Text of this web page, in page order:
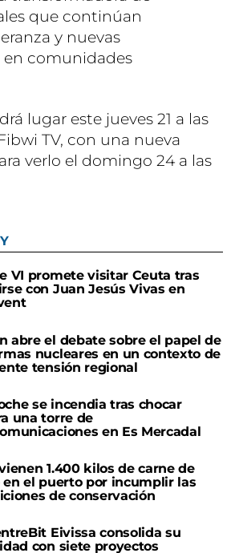
que continúan
y nuevas
comunidades
lugar este jueves 21 a las
TV, con una nueva
verlo el domingo 24 a las
VI promete visitar Ceuta tras
con Juan Jesús Vivas en
abre el debate sobre el papel de
nucleares en un contexto de
tensión regional
se incendia tras chocar
una torre de
en Es Mercadal
1.400 kilos de carne de
en el puerto por incumplir las
de conservación
Eivissa consolida su
con siete proyectos